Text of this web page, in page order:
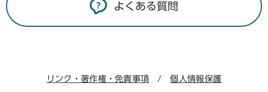
よくある質問
リンク・著作権・免責事項 個人情報保護